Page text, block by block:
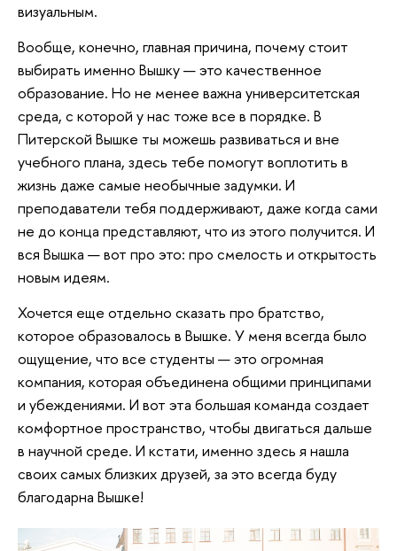
визуальным.
Вообще, конечно, главная причина, почему стоит
выбирать именно Вышку — это качественное
образование. Но не менее важна университетская
среда, с которой у нас тоже все в порядке. В
Питерской Вышке ты можешь развиваться и вне
учебного плана, здесь тебе помогут воплотить в
жизнь даже самые необычные задумки. И
преподаватели тебя поддерживают, даже когда сами
не до конца представляют, что из этого получится. И
вся Вышка — вот про это: про смелость и открытость
новым идеям.
Хочется еще отдельно сказать про братство,
которое образовалось в Вышке. У меня всегда было
ощущение, что все студенты — это огромная
компания, которая объединена общими принципами
и убеждениями. И вот эта большая команда создает
комфортное пространство, чтобы двигаться дальше
в научной среде. И кстати, именно здесь я нашла
своих самых близких друзей, за это всегда буду
благодарна Вышке!